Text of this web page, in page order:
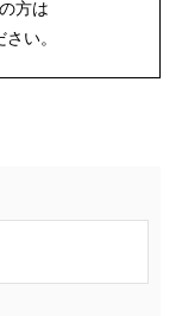
方は
い。